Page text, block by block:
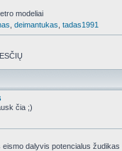
modeliai
deimantukas tadas1991
čia ;)
dalyvis potencialus žudikas